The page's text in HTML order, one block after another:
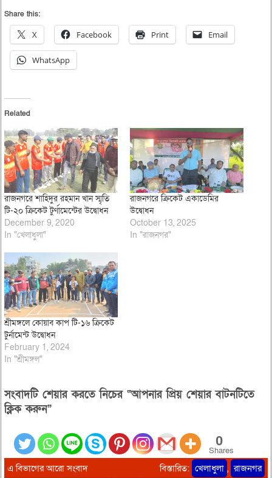
Share this:
X Facebook Print Email
WhatsApp
Related
রাজনগরে শাহিদুর রহমান খান স্মৃতি
টি-২০ ক্রিকেট টুর্ণামেন্টের উদ্বোধন
December 9, 2020
In "খেলাধুলা"
রাজনগরে ক্রিকেট একাডেমির
উদ্বোধন
October 13, 2025
In "রাজনগর"
শ্রীমঙ্গলে কোয়াব কাপ টি-১৬ ক্রিকেট
টুর্নামেন্ট উদ্বোধন
February 1, 2024
In "শ্রীমঙ্গল"
সংবাদটি শেয়ার করতে নিচের “আপনার প্রিয় শেয়ার বাটনটিতে
ক্লিক করুন”
0
Shares
এ বিভাগের আরো সংবাদ বিস্তারিত: খেলাধুলা , রাজনগর